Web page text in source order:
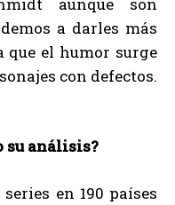
aunque son
a darles más
el humor surge
con defectos.
su análisis?
en 190 países